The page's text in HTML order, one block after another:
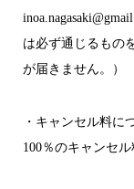
は必ず通じるもの
が届きません。）
・キャンセル料に
100％のキャンセ